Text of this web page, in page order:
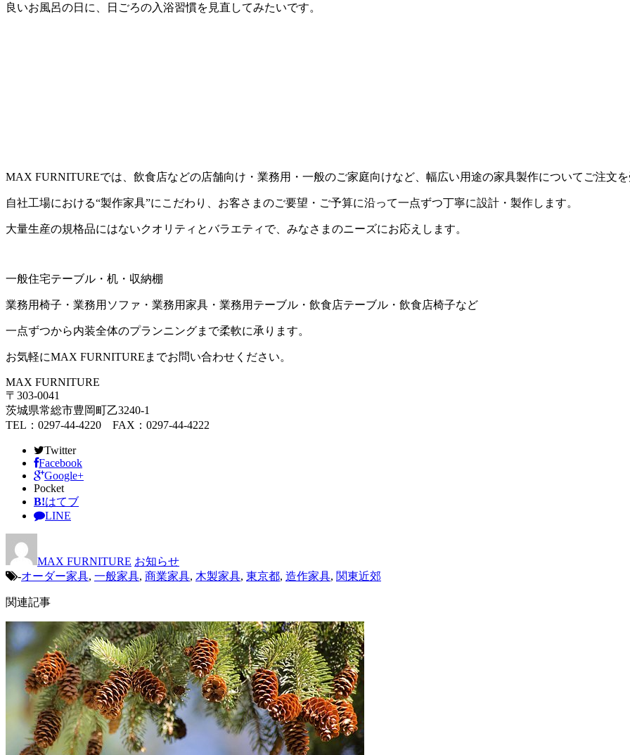
良いお風呂の日に、日ごろの入浴習慣を見直してみたいです。
MAX FURNITUREでは、飲食店などの店舗向け・業務用・一般のご家庭向けなど、幅広い用途の家具製作についてご注文
自社工場における“製作家具”にこだわり、お客さまのご要望・ご予算に沿って一点ずつ丁寧に設計・製作します。
大量生産の規格品にはないクオリティとバラエティで、みなさまのニーズにお応えします。
一般住宅テーブル・机・収納棚
業務用椅子・業務用ソファ・業務用家具・業務用テーブル・飲食店テーブル・飲食店椅子など
一点ずつから内装全体のプランニングまで柔軟に承ります。
お気軽にMAX FURNITUREまでお問い合わせください。
MAX FURNITURE
〒303-0041
茨城県常総市豊岡町乙3240-1
TEL：0297-44-4220 FAX：0297-44-4222
Twitter
Facebook
Google+
Pocket
B!はてブ
LINE
MAX FURNITURE お知らせ
-オーダー家具, 一般家具, 商業家具, 木製家具, 東京都, 造作家具, 関東近郊
関連記事